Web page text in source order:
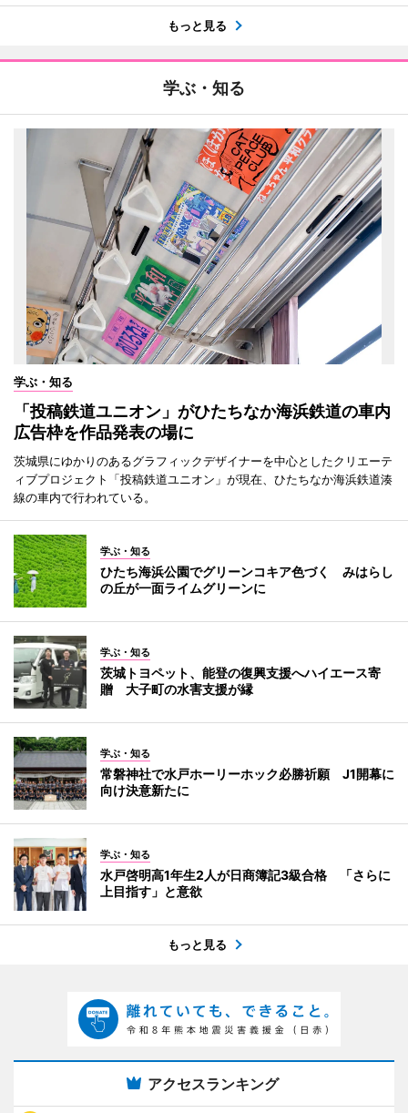
もっと見る
学ぶ・知る
学ぶ・知る
「投稿鉄道ユニオン」がひたちなか海浜鉄道の車内
広告枠を作品発表の場に
茨城県にゆかりのあるグラフィックデザイナーを中心としたクリエーテ
ィブプロジェクト「投稿鉄道ユニオン」が現在、ひたちなか海浜鉄道湊
線の車内で行われている。
学ぶ・知る
ひたち海浜公園でグリーンコキア色づく みはらし
の丘が一面ライムグリーンに
学ぶ・知る
茨城トヨペット、能登の復興支援へハイエース寄
贈 大子町の水害支援が縁
学ぶ・知る
常磐神社で水戸ホーリーホック必勝祈願 J1開幕に
向け決意新たに
学ぶ・知る
水戸啓明高1年生2人が日商簿記3級合格 「さらに
上目指す」と意欲
もっと見る
アクセスランキング